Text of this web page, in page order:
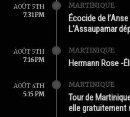
AOÛT 5TH
7:31 PM
MARTINIQUE
Écocide de
L’Assaupamar
AOÛT 5TH
7:16 PM
MARTINIQUE
Hermann Rose -
AOÛT 4TH
5:15 PM
MARTINIQUE
Tour de
elle gratuitement